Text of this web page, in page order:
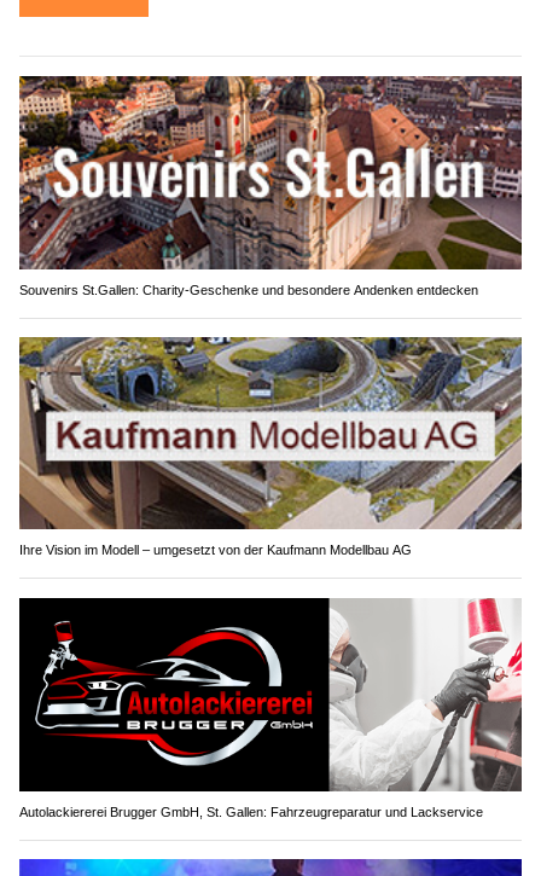
Souvenirs St.Gallen: Charity-Geschenke und besondere Andenken entdecken
Ihre Vision im Modell – umgesetzt von der Kaufmann Modellbau AG
Autolackiererei Brugger GmbH, St. Gallen: Fahrzeugreparatur und Lackservice